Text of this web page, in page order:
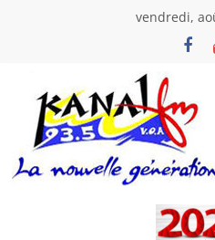
vendredi,
Kanal